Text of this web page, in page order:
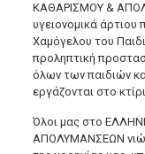
ΚΑΘΑΡΙΣΜΟΥ &
υγειονομικά
Χαμόγελου του
προληπτική
όλων των παιδιών
εργάζονται στο
Όλοι μας στο
ΑΠΟΛΥΜΑΝΣΕΩΝ